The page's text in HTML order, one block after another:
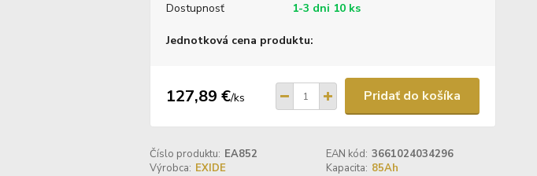
Dostupnosť 1-3 dni 10 ks
Jednotková cena produktu:
127,89 €/ks Pridať do košíka
Číslo produktu: EA852 EAN kód: 3661024034296
Výrobca: EXIDE Kapacita: 85Ah